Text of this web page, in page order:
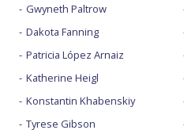
Gwyneth Paltrow
Dakota Fanning
Patricia López Arnaiz
Katherine Heigl
Konstantin Khabenskiy
Tyrese Gibson